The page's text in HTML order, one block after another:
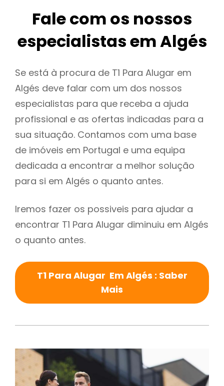
Fale com os nossos
especialistas em Algés
Se está à procura de T1 Para Alugar em
Algés deve falar com um dos nossos
especialistas para que receba a ajuda
profissional e as ofertas indicadas para a
sua situação. Contamos com uma base
de imóveis em Portugal e uma equipa
dedicada a encontrar a melhor solução
para si em Algés o quanto antes.
Iremos fazer os possiveis para ajudar a
encontrar T1 Para Alugar diminuiu em Algés
o quanto antes.
T1 Para Alugar Em Algés : Saber
Mais